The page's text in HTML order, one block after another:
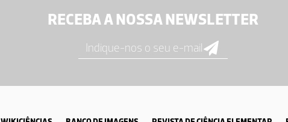
RECEBA A NOSSA NEWSLETTER